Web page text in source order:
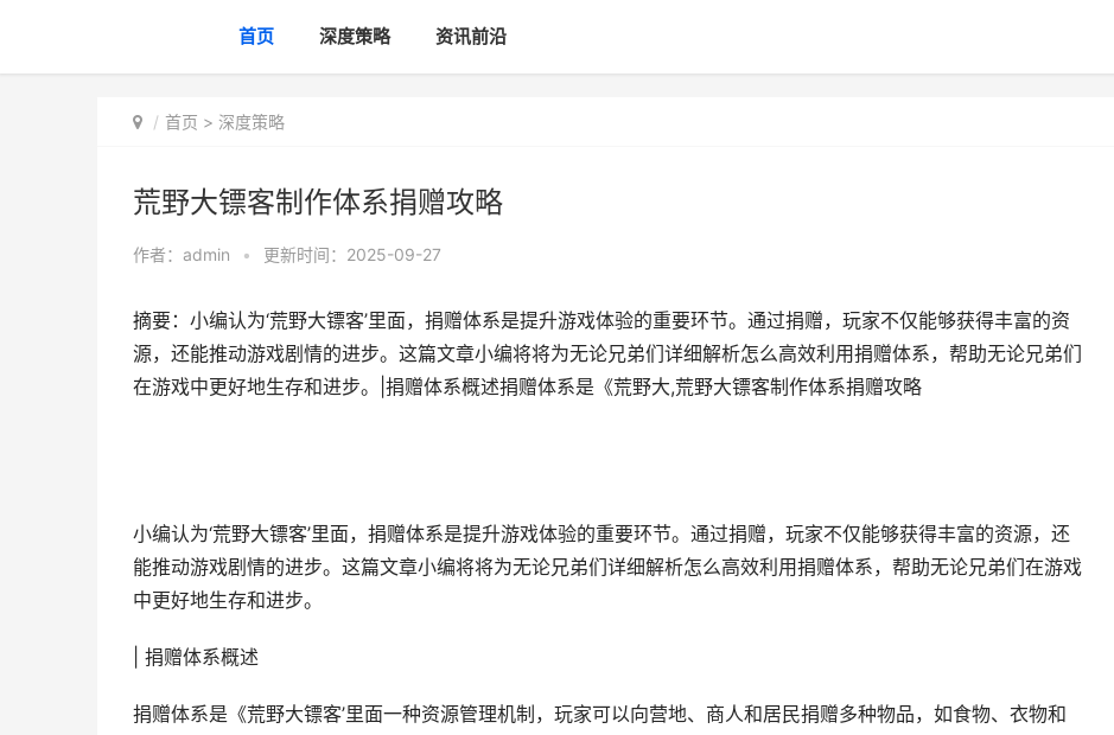
首页 深度策略 资讯前沿
首页 > 深度策略
荒野大镖客制作体系捐赠攻略
作者： admin • 更新时间：2025-09-27
摘要：小编认为‘荒野大镖客’里面，捐赠体系是提升游戏体验的重要环节。通过捐赠，玩家不仅能够获得丰富的资
源，还能推动游戏剧情的进步。这篇文章小编将将为无论兄弟们详细解析怎么高效利用捐赠体系，帮助无论兄弟们
在游戏中更好地生存和进步。|捐赠体系概述捐赠体系是《荒野大,荒野大镖客制作体系捐赠攻略
小编认为‘荒野大镖客’里面，捐赠体系是提升游戏体验的重要环节。通过捐赠，玩家不仅能够获得丰富的资源，还
能推动游戏剧情的进步。这篇文章小编将将为无论兄弟们详细解析怎么高效利用捐赠体系，帮助无论兄弟们在游戏
中更好地生存和进步。
| 捐赠体系概述
捐赠体系是《荒野大镖客’里面一种资源管理机制，玩家可以向营地、商人和居民捐赠多种物品，如食物、衣物和